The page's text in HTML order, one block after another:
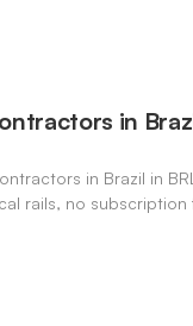
in
in Brazil in
rails, no subscription